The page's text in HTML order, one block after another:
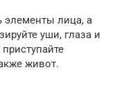
элементы лица, а
уши, глаза и
живот.